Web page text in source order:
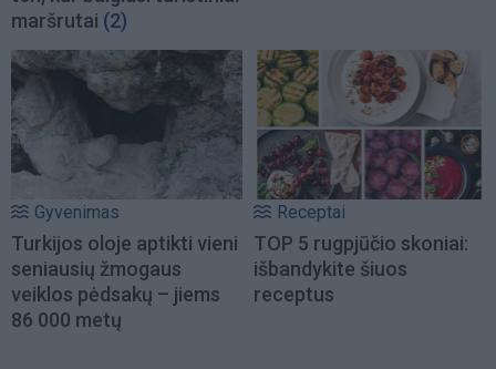
maršrutai (2)
Gyvenimas
Turkijos oloje aptikti vieni
seniausių žmogaus
veiklos pėdsakų – jiems
86 000 metų
Receptai
TOP 5 rugpjūčio skoniai:
išbandykite šiuos
receptus